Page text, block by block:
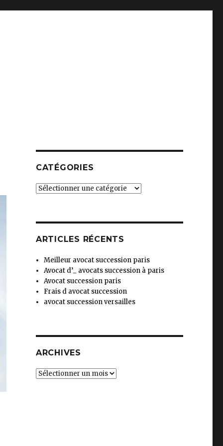
CATÉGORIES
Catégories
ARTICLES RÉCENTS
Meilleur avocat succession paris
Avocat d’_ avocats succession à paris
Avocat succession paris
Frais d avocat succession
avocat succession versailles
ARCHIVES
Archives